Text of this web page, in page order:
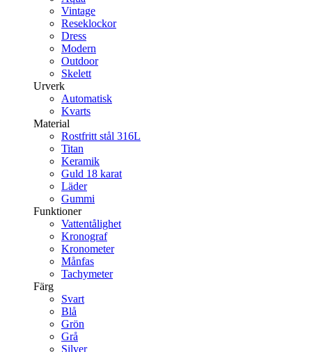
Vintage
Reseklockor
Dress
Modern
Outdoor
Skelett
Urverk
Automatisk
Kvarts
Material
Rostfritt stål 316L
Titan
Keramik
Guld 18 karat
Läder
Gummi
Funktioner
Vattentålighet
Kronograf
Kronometer
Månfas
Tachymeter
Färg
Svart
Blå
Grön
Grå
Silver